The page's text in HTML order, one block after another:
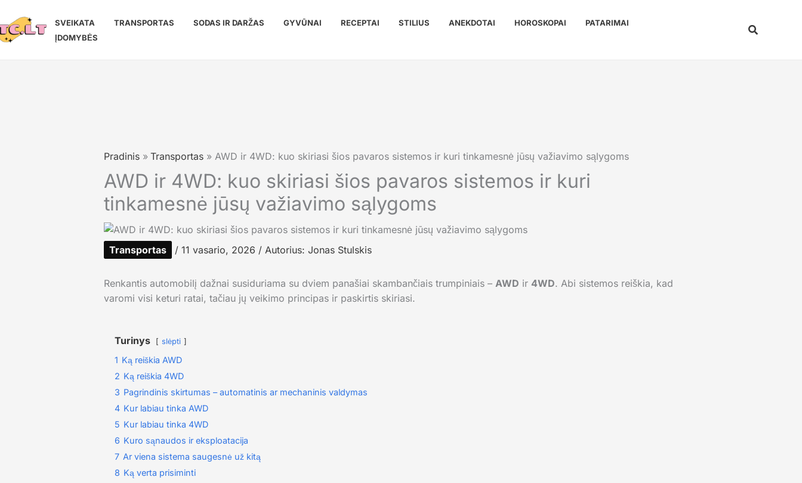
prie
turinio
SVEIKATA TRANSPORTAS SODAS IR DARŽAS GYVŪNAI RECEPTAI STILIUS ANEKDOTAI HOROSKOPAI
PATARIMAI
ĮDOMYBĖS
Paieška
Pradinis Transportas AWD ir 4WD: kuo skiriasi šios pavaros sistemos ir kuri tinkamesnė jūsų važiavimo sąlygoms
AWD ir 4WD: kuo skiriasi šios pavaros sistemos ir kuri
tinkamesnė jūsų važiavimo sąlygoms
Transportas / 11 vasario, 2026 / Autorius: Jonas Stulskis
Renkantis automobilį dažnai susiduriama su dviem panašiai skambančiais trumpiniais – AWD ir 4WD. Abi sistemos reiškia, kad
varomi visi keturi ratai, tačiau jų veikimo principas ir paskirtis skiriasi.
Turinys slėpti
1 Ką reiškia AWD
2 Ką reiškia 4WD
3 Pagrindinis skirtumas – automatinis ar mechaninis valdymas
4 Kur labiau tinka AWD
5 Kur labiau tinka 4WD
6 Kuro sąnaudos ir eksploatacija
7 Ar viena sistema saugesnė už kitą
8 Ką verta prisiminti